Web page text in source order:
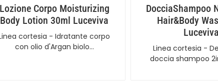
Lozione Corpo Moisturizing
Body Lotion 30ml Luceviva
cortesia - Idratante corpo
con olio d'Argan biolo…
DocciaShampoo
Hair&Body
Luceviva
Linea cortesia -
doccia shampoo